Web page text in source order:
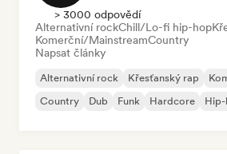
> 3000 odpovědí
Alternativní rockChill/Lo-fi hip-hop
Komerční/MainstreamCountry
Napsat články
Alternativní rock Křesťanský rap
Country
Dub Funk Hardcore